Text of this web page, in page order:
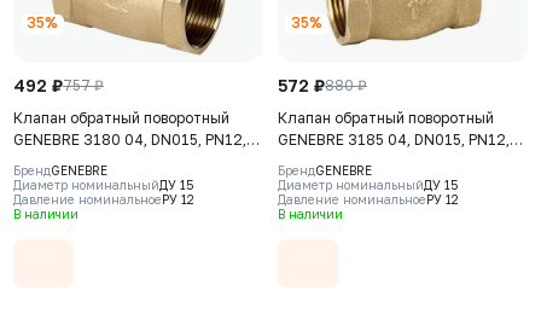
492 ₽757 ₽
35%
Клапан обратный поворотный
GENEBRE 3180 04, DN015, PN12,
корпус - латунь (CW617N),
клапан – латунь (CW617N) + NBR,
ВР/ВР
БрендGENEBRE
Диаметр номинальныйДУ 15
Давление номинальноеРУ 12
В наличии
572 ₽880 ₽
35%
Клапан обратный поворотный
GENEBRE 3185 04, DN015, PN12,
корпус - латунь (CW617N),
клапан – латунь (CW617N), ВР/ВР,
резьба BSPP
БрендGENEBRE
Диаметр номинальныйДУ 15
Давление номинальноеРУ 12
В наличии